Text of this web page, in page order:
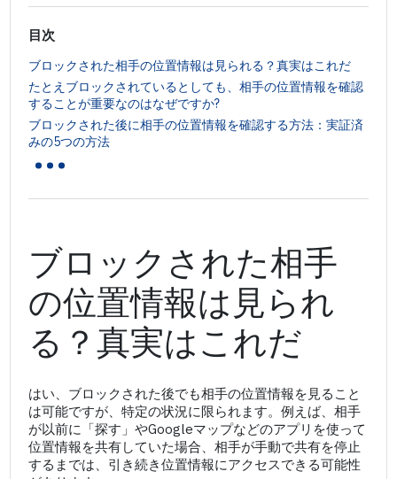
目次
ブロックされた相手の位置情報は見られる？真実はこれだ
たとえブロックされているとしても、相手の位置情報を確認
することが重要なのはなぜですか?
ブロックされた後に相手の位置情報を確認する方法：実証済
みの5つの方法
...
ブロックされた相手
の位置情報は見られ
る？真実はこれだ
はい、ブロックされた後でも相手の位置情報を見ること
は可能ですが、特定の状況に限られます。例えば、相手
が以前に「探す」やGoogleマップなどのアプリを使って
位置情報を共有していた場合、相手が手動で共有を停止
するまでは、引き続き位置情報にアクセスできる可能性